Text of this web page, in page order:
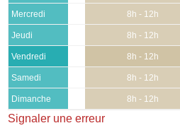
Mercredi 8h - 12h
Jeudi 8h - 12h
Vendredi 8h - 12h
Samedi 8h - 12h
Dimanche 8h - 12h
Signaler une erreur